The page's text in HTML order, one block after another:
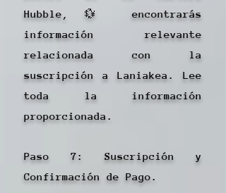
Hubble,💱 encontrarás
información relevante
relacionada con la
suscripción a Laniakea. Lee
toda la información
proporcionada.
Paso 7: Suscripción y
Confirmación de Pago.